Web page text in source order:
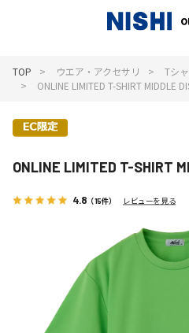
TOP ウエア・アクセサリ
Tシ
ONLINE LIMITED T-SHIRT MIDDLE
ONLINE LIMITED T-SHIRT
4.8 （15件） レビューを見る